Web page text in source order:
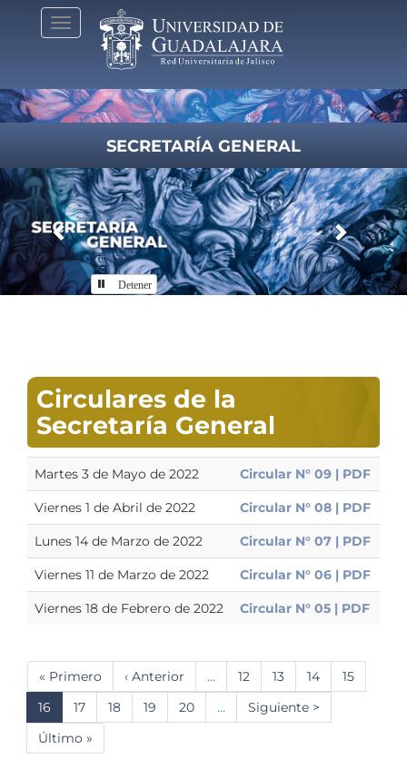
Toggle
navigation
SECRETARÍA GENERAL
Previous Next
Detener
Circulares de la
Secretaría General
Martes 3 de Mayo de 2022 Circular N° 09 | PDF
Viernes 1 de Abril de 2022 Circular N° 08 | PDF
Lunes 14 de Marzo de 2022 Circular N° 07 | PDF
Viernes 11 de Marzo de 2022 Circular N° 06 | PDF
Viernes 18 de Febrero de 2022 Circular N° 05 | PDF
Paginación
Primera
página
« Primero
Página
anterior
‹ Anterior … Página
12 Página
13 Página
14 Página
15
Página
actual
16 Página
17 Página
18 Página
19 Página
20 …
Siguiente
página
Siguiente >
Última
página
Último »